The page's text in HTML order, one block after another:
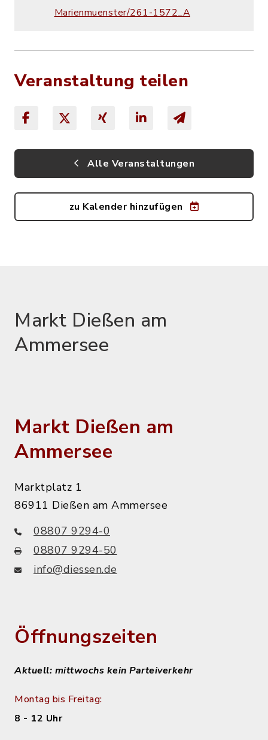
Marienmuenster/261-1572_A
Veranstaltung teilen
Alle Veranstaltungen
zu Kalender hinzufügen
Markt Dießen am
Ammersee
Markt Dießen am
Ammersee
Marktplatz 1
86911 Dießen am Ammersee
08807 9294-0
08807 9294-50
info@diessen.de
Öffnungszeiten
Aktuell: mittwochs kein Parteiverkehr
Montag bis Freitag:
8 - 12 Uhr